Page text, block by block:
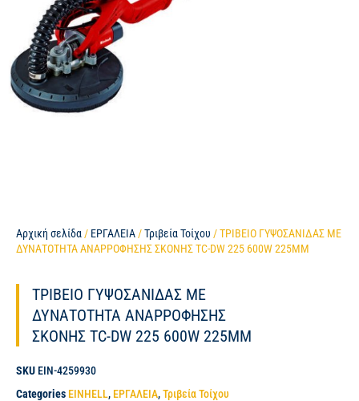
Αρχική σελίδα / ΕΡΓΑΛΕΙΑ /Τριβεία Τοίχου / ΤΡΙΒΕΙΟ ΓΥΨΟΣΑΝΙΔΑΣ ΜΕ
ΔΥΝΑΤΟΤΗΤΑ ΑΝΑΡΡΟΦΗΣΗΣ ΣΚΟΝΗΣ TC-DW 225 600W 225MM
ΤΡΙΒΕΙΟ ΓΥΨΟΣΑΝΙΔΑΣ ΜΕ
ΔΥΝΑΤΟΤΗΤΑ ΑΝΑΡΡΟΦΗΣΗΣ
ΣΚΟΝΗΣ TC-DW 225 600W 225MM
SKU EIN-4259930
Categories EINHELL, ΕΡΓΑΛΕΙΑ,Τριβεία Τοίχου